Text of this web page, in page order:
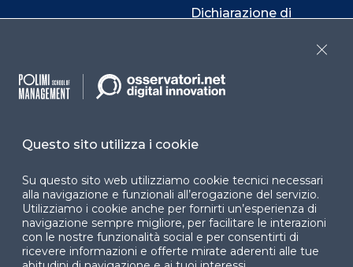
Dichiarazione di
Facebook LinkedIn
YouTube X
Questo sito utilizza i cookie
Su questo sito web utilizziamo cookie tecnici necessari
alla navigazione e funzionali all’erogazione del servizio.
Utilizziamo i cookie anche per fornirti un’esperienza di
navigazione sempre migliore, per facilitare le interazioni
con le nostre funzionalità social e per consentirti di
ricevere informazioni e offerte mirate aderenti alle tue